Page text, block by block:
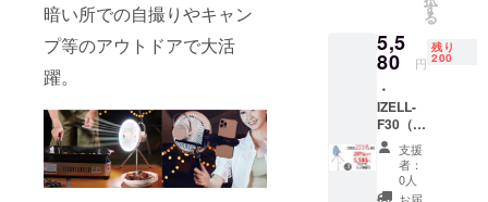
暗い所での自撮りやキャン
プ等のアウトドアで大活
躍。
はご用
さい）
・説明
書×1
す
る
5,5
80 円
残り
200
・
IZELL-
F30（ホ
ワイ
ト）×1
・本体
×1 ・三
支援
者：
0人